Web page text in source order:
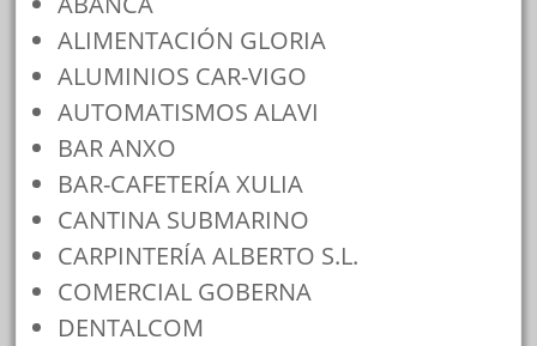
ALIMENTACIÓN GLORIA
ALUMINIOS CAR-VIGO
AUTOMATISMOS ALAVI
BAR ANXO
BAR-CAFETERÍA XULIA
CANTINA SUBMARINO
CARPINTERÍA ALBERTO S.L.
COMERCIAL GOBERNA
DENTALCOM